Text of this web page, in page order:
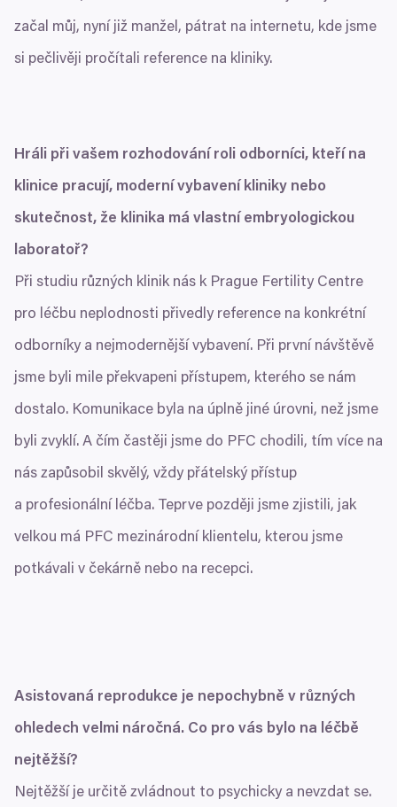
začal můj, nyní již manžel, pátrat na internetu, kde jsme
si pečlivěji pročítali reference na kliniky.
Hráli při vašem rozhodování roli odborníci, kteří na
klinice pracují, moderní vybavení kliniky nebo
skutečnost, že klinika má vlastní embryologickou
laboratoř?
Při studiu různých klinik nás k Prague Fertility Centre
pro léčbu neplodnosti přivedly reference na konkrétní
odborníky a nejmodernější vybavení. Při první návštěvě
jsme byli mile překvapeni přístupem, kterého se nám
dostalo. Komunikace byla na úplně jiné úrovni, než jsme
byli zvyklí. A čím častěji jsme do PFC chodili, tím více na
nás zapůsobil skvělý, vždy přátelský přístup
a profesionální léčba. Teprve později jsme zjistili, jak
velkou má PFC mezinárodní klientelu, kterou jsme
potkávali v čekárně nebo na recepci.
Asistovaná reprodukce je nepochybně v různých
ohledech velmi náročná. Co pro vás bylo na léčbě
nejtěžší?
Nejtěžší je určitě zvládnout to psychicky a nevzdat se.